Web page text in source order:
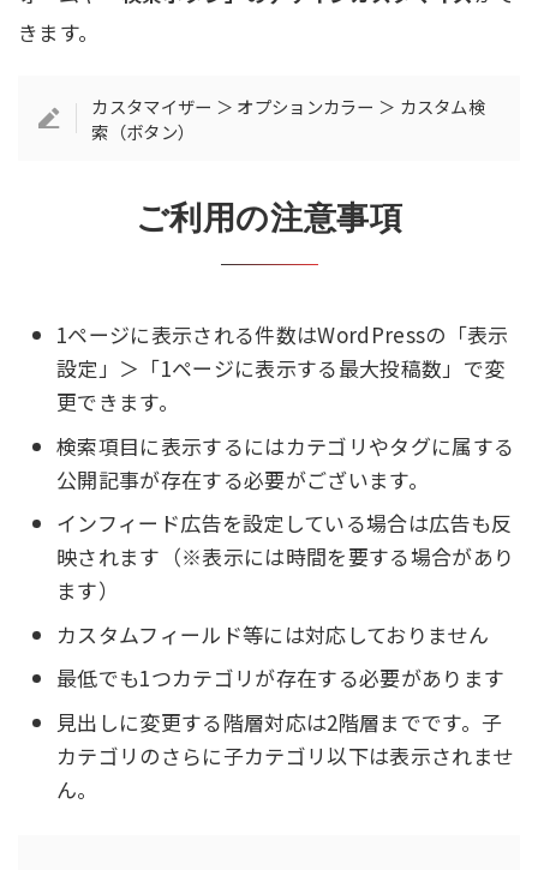
きます。
カスタマイザー ＞ オプションカラー ＞ カスタム検
索（ボタン）
ご利用の注意事項
1ページに表示される件数はWordPressの「表示
設定」＞「1ページに表示する最大投稿数」で変
更できます。
検索項目に表示するにはカテゴリやタグに属する
公開記事が存在する必要がございます。
インフィード広告を設定している場合は広告も反
映されます（※表示には時間を要する場合があり
ます）
カスタムフィールド等には対応しておりません
最低でも1つカテゴリが存在する必要があります
見出しに変更する階層対応は2階層までです。子
カテゴリのさらに子カテゴリ以下は表示されませ
ん。